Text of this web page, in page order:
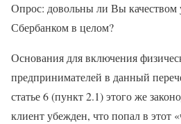
Опрос: довольны ли Вы качеством
Сбербанком в целом?
Основания для включения
предпринимателей в данный
статье 6 (пункт 2.1) этого же
клиент убежден, что попал в этот